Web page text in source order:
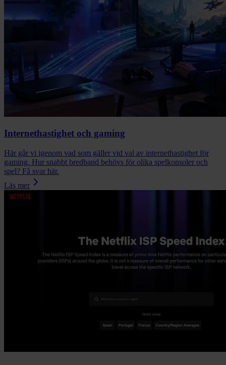
Internethastighet och gaming
Här går vi igenom vad som gäller vid val av internethastighet för
gaming. Hur snabbt bredband behövs för olika spelkonsoler och
spel? Få svar här.
Läs mer